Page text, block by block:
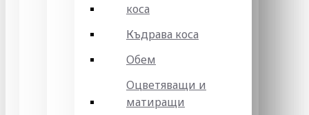
коса
Къдрава коса
Обем
Оцветяващи и
матиращи